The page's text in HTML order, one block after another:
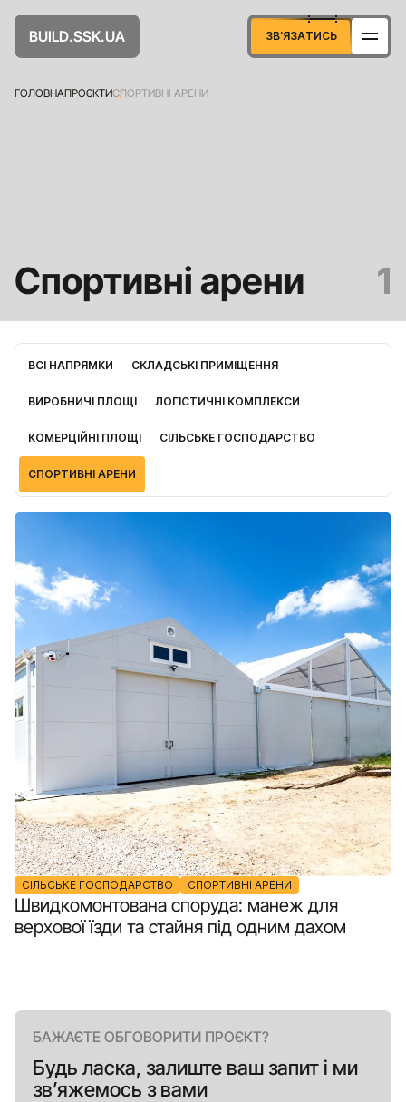
BUILD.SSK.UA ЗВ’ЯЗАТИСЬ
ГОЛОВНАПРОЄКТИСПОРТИВНІ АРЕНИ
Спортивні арени 1
ВСІ НАПРЯМКИ СКЛАДСЬКІ ПРИМІЩЕННЯ
ВИРОБНИЧІ ПЛОЩІ ЛОГІСТИЧНІ КОМПЛЕКСИ
КОМЕРЦІЙНІ ПЛОЩІ СІЛЬСЬКЕ ГОСПОДАРСТВО
СПОРТИВНІ АРЕНИ
СІЛЬСЬКЕ ГОСПОДАРСТВО СПОРТИВНІ АРЕНИ
Швидкомонтована споруда: манеж для
верхової їзди та стайня під одним дахом
БАЖАЄТЕ ОБГОВОРИТИ ПРОЄКТ?
Будь ласка, залиште ваш запит і ми
зв’яжемось з вами